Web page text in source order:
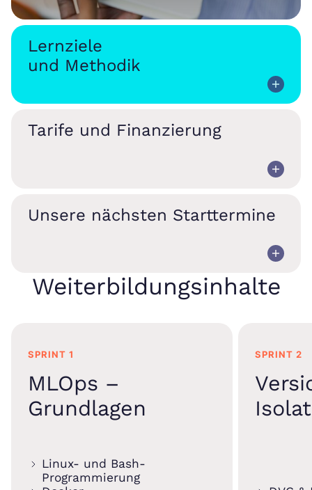
Lernziele
und Methodik
Tarife und Finanzierung
Unsere nächsten Starttermine
Weiterbildungsinhalte
SPRINT 1
MLOps –
Grundlagen
Linux- und Bash-
Programmierung
SPRINT 2